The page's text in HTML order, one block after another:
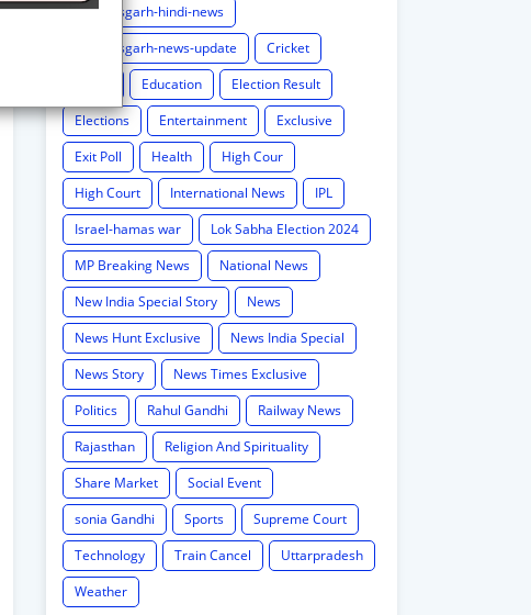
Chhattisgarh-hindi-news
Chhattisgarh-news-update
Cricket
Education
Election Result
Elections
Entertainment
Exclusive
Exit Poll
Health
High Cour
High Court
International News
IPL
Israel-hamas war
Lok Sabha Election 2024
MP Breaking News
National News
New India Special Story
News
News Hunt Exclusive
News India Special
News Story
News Times Exclusive
Politics
Rahul Gandhi
Railway News
Rajasthan
Religion And Spirituality
Share Market
Social Event
sonia Gandhi
Sports
Supreme Court
Technology
Train Cancel
Uttarpradesh
Weather